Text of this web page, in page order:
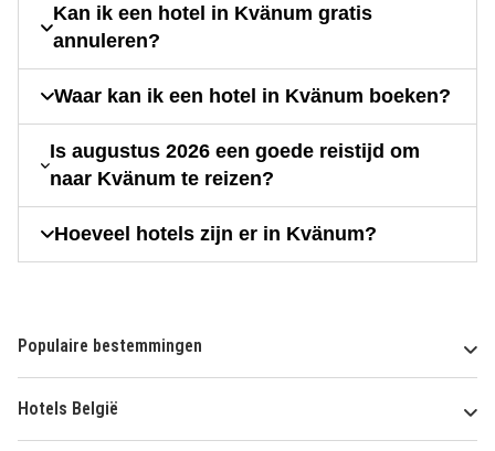
Kan ik een hotel in Kvänum gratis
annuleren?
Waar kan ik een hotel in Kvänum boeken?
Is augustus 2026 een goede reistijd om
naar Kvänum te reizen?
Hoeveel hotels zijn er in Kvänum?
Populaire bestemmingen
Hotels België